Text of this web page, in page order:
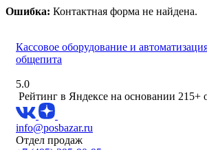
Ошибка: Контактная форма не найдена.
Кассовое оборудование и
общепита
5.0
Рейтинг в Яндексе на основании 215+
info@posbazar.ru
Отдел продаж